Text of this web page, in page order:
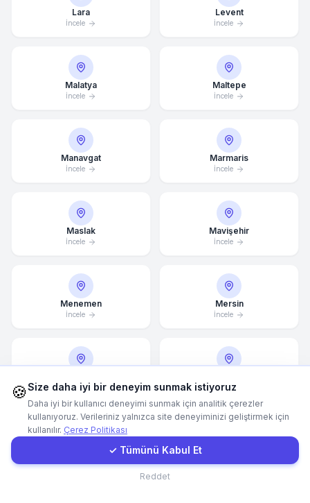
Lara
İncele
Levent
İncele
Malatya
İncele
Maltepe
İncele
Manavgat
İncele
Marmaris
İncele
Maslak
İncele
Mavişehir
İncele
Menemen
İncele
Mersin
İncele
İncele İncele
Mustafa Kemal
İletişim Formu
🍪Size daha iyi bir deneyim sunmak istiyoruz
Daha iyi bir kullanıcı deneyimi sunmak için analitik çerezler
kullanıyoruz. Verileriniz yalnızca site deneyiminizi geliştirmek için
kullanılır. Çerez Politikası
✓ Tümünü Kabul Et
Reddet